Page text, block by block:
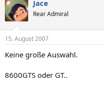
Jace
Rear Admiral
15. August 2007
Keine große Auswahl.
8600GTS oder GT..